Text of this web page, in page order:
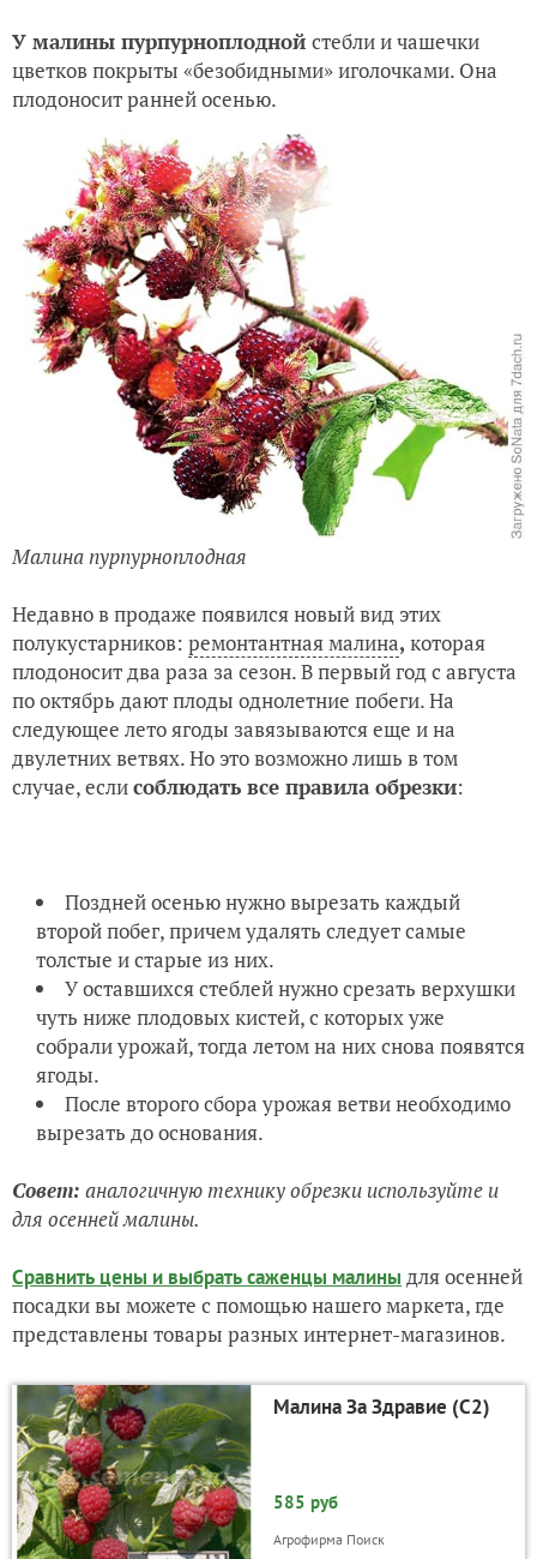
У малины пурпурноплодной стебли и чашечки
цветков покрыты «безобидными» иголочками. Она
плодоносит ранней осенью.
Малина пурпурноплодная
Недавно в продаже появился новый вид этих
полукустарников: ремонтантная малина, которая
плодоносит два раза за сезон. В первый год с августа
по октябрь дают плоды однолетние побеги. На
следующее лето ягоды завязываются еще и на
двулетних ветвях. Но это возможно лишь в том
случае, еслисоблюдать все правила обрезки:
Поздней осенью нужно вырезать каждый
второй побег, причем удалять следует самые
толстые и старые из них.
У оставшихся стеблей нужно срезать верхушки
чуть ниже плодовых кистей, с которых уже
собрали урожай, тогда летом на них снова появятся
ягоды.
После второго сбора урожая ветви необходимо
вырезать до основания.
Совет: аналогичную технику обрезки используйте и
для осенней малины.
Сравнить цены и выбрать саженцы малины для осенней
посадки вы можете с помощью нашего маркета, где
представлены товары разных интернет-магазинов.
Малина За Здравие (С2)
585 руб
Агрофирма Поиск